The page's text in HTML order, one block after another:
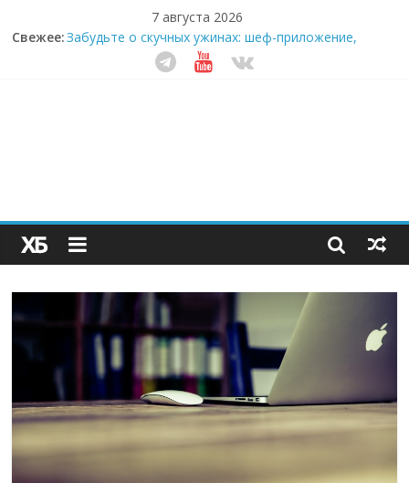
7 августа 2026
Свежее: Секрет супергидратации: почему кокосовая вода с
пребиотиками становится главным трендом
здорового питания
Как простая наклейка заставляет миллионы людей
не забывать о самом важном креме этим летом